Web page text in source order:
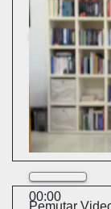
01:28
00:00